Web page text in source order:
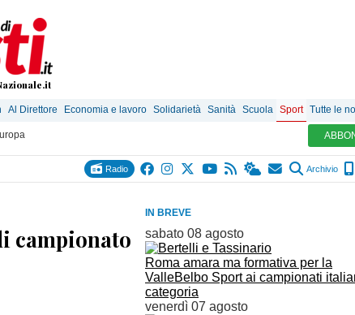
Al Direttore Economia e lavoro Solidarietà Sanità Scuola Sport Tutte le
Radio Archivio
IN BREVE
sabato 08 agosto
Roma amara ma formativa per la
ValleBelbo Sport ai campionati
categoria
venerdì 07 agosto
campionato